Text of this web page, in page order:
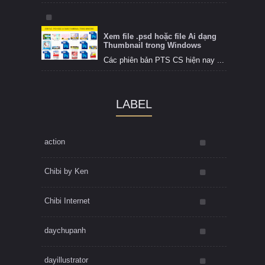
Xem file .psd hoặc file Ai dạng
Thumbnail trong Windows
Các phiên bản PTS CS hiện nay ...
LABEL
action
Chibi by Ken
Chibi Internet
daychupanh
dayillustrator